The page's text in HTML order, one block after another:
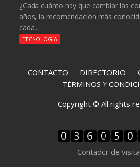
¿Cada cuánto hay que cambiar las
años, la recomendación más
cada...
TECNOLOGÍA
CONTACTO DIRECTORIO
TÉRMINOS Y
Copyright © All rights
Contador de